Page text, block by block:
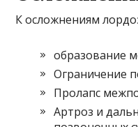
К осложнениям
образование
Ограничение
Пролапс
Артроз и